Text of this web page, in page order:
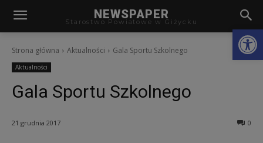
NEWSPAPER
Starostwo Powiatowe w Giżycku
Strona główna Aktualności Gala Sportu Szkolnego
Aktualności
Gala Sportu Szkolnego
0
21 grudnia 2017